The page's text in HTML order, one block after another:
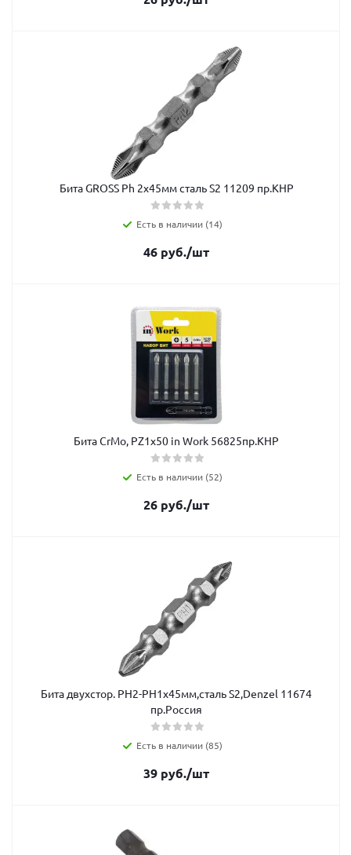
Бита GROSS Рh 2x45мм сталь S2 11209 пр.КНР
Есть в наличии (14)
46 руб./шт
Бита CrMo, PZ1х50 in Work 56825пр.КНР
Есть в наличии (52)
26 руб./шт
Бита двухстор. РH2-PH1х45мм,сталь S2,Denzel 11674
пр.Россия
Есть в наличии (85)
39 руб./шт